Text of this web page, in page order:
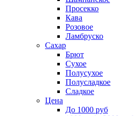
Просекко
Кава
Розовое
Ламбруско
Сахар
Брют
Сухое
Полусухое
Полусладкое
Сладкое
Цена
До 1000 руб